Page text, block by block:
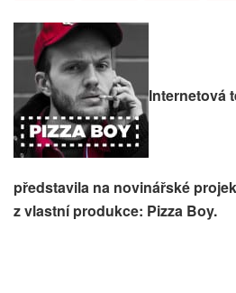
Internetová
představila na novinářské
z vlastní produkce: Pizza Boy.